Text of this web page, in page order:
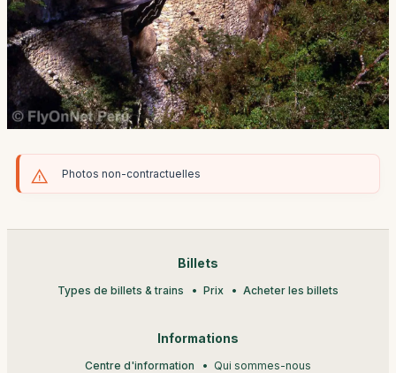
Photos non-contractuelles
Billets
Types de billets & trains Prix Acheter les billets
Informations
Centre d'information Qui sommes-nous